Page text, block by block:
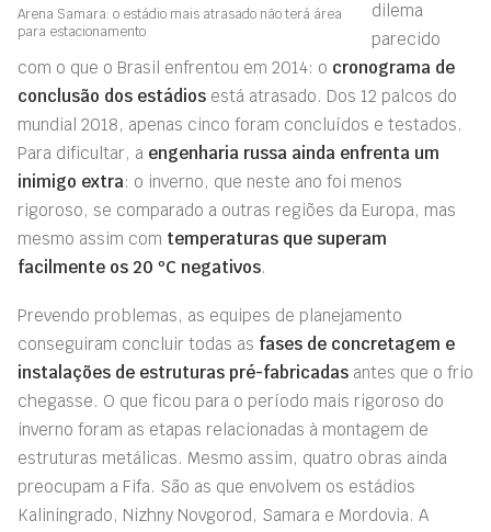
Arena Samara: o estádio mais atrasado não terá área
para estacionamento
dilema
parecido
com o que o Brasil enfrentou em 2014: o cronograma de
conclusão dos estádios está atrasado. Dos 12 palcos do
mundial 2018, apenas cinco foram concluídos e testados.
Para dificultar, a engenharia russa ainda enfrenta um
inimigo extra: o inverno, que neste ano foi menos
rigoroso, se comparado a outras regiões da Europa, mas
mesmo assim com temperaturas que superam
facilmente os 20 ºC negativos.
Prevendo problemas, as equipes de planejamento
conseguiram concluir todas as fases de concretagem e
instalações de estruturas pré-fabricadas antes que o frio
chegasse. O que ficou para o período mais rigoroso do
inverno foram as etapas relacionadas à montagem de
estruturas metálicas. Mesmo assim, quatro obras ainda
preocupam a Fifa. São as que envolvem os estádios
Kaliningrado, Nizhny Novgorod, Samara e Mordovia. A